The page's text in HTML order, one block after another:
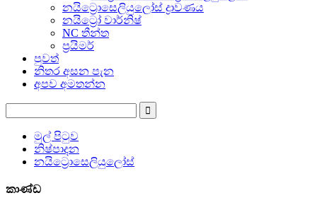
නයිට්‍රොසෙලියුලෝස් ද්‍රාවණය
නයිට්‍රෝ වාර්නිෂ්
NC තීන්ත
ප්‍රයිමර්
පුවත්
නිතර අසන පැන
අපව අමතන්න
මුල් පිටුව
නිෂ්පාදන
නයිට්‍රොසෙලියුලෝස්
කාණ්ඩ